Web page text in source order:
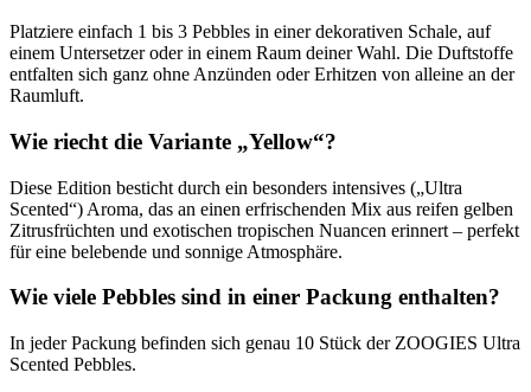
Platziere einfach 1 bis 3 Pebbles in einer dekorativen Schale, auf
einem Untersetzer oder in einem Raum deiner Wahl. Die Duftstoffe
entfalten sich ganz ohne Anzünden oder Erhitzen von alleine an der
Raumluft.
Wie riecht die Variante „Yellow“?
Diese Edition besticht durch ein besonders intensives („Ultra
Scented“) Aroma, das an einen erfrischenden Mix aus reifen gelben
Zitrusfrüchten und exotischen tropischen Nuancen erinnert – perfekt
für eine belebende und sonnige Atmosphäre.
Wie viele Pebbles sind in einer Packung enthalten?
In jeder Packung befinden sich genau 10 Stück der ZOOGIES Ultra
Scented Pebbles.